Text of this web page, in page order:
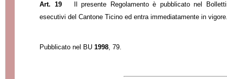
Art. 19
Il presente Regolamento è pubblicato nel
esecutivi del Cantone Ticino ed entra immediatamente in
Pubblicato nel BU 1998 , 79.